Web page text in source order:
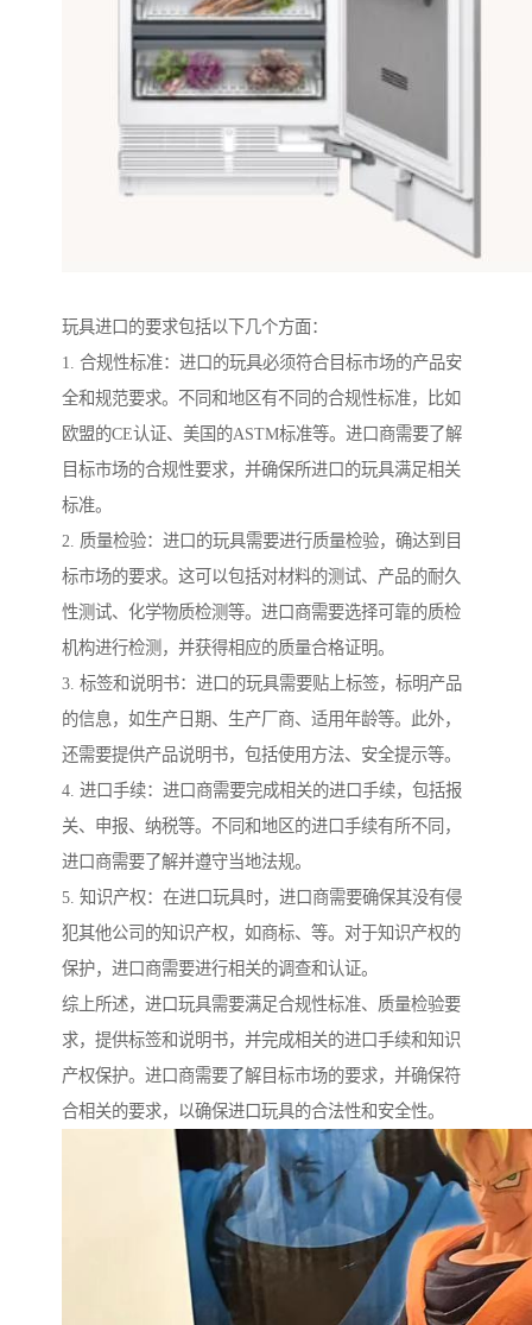
玩具进口的要求包括以下几个方面：
1. 合规性标准：进口的玩具必须符合目标市场的产品安
全和规范要求。不同和地区有不同的合规性标准，比如
欧盟的CE认证、美国的ASTM标准等。进口商需要了解
目标市场的合规性要求，并确保所进口的玩具满足相关
标准。
2. 质量检验：进口的玩具需要进行质量检验，确达到目
标市场的要求。这可以包括对材料的测试、产品的耐久
性测试、化学物质检测等。进口商需要选择可靠的质检
机构进行检测，并获得相应的质量合格证明。
3. 标签和说明书：进口的玩具需要贴上标签，标明产品
的信息，如生产日期、生产厂商、适用年龄等。此外，
还需要提供产品说明书，包括使用方法、安全提示等。
4. 进口手续：进口商需要完成相关的进口手续，包括报
关、申报、纳税等。不同和地区的进口手续有所不同，
进口商需要了解并遵守当地法规。
5. 知识产权：在进口玩具时，进口商需要确保其没有侵
犯其他公司的知识产权，如商标、等。对于知识产权的
保护，进口商需要进行相关的调查和认证。
综上所述，进口玩具需要满足合规性标准、质量检验要
求，提供标签和说明书，并完成相关的进口手续和知识
产权保护。进口商需要了解目标市场的要求，并确保符
合相关的要求，以确保进口玩具的合法性和安全性。